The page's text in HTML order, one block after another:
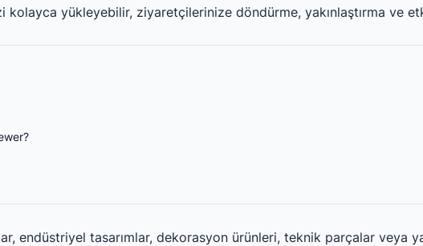
kolayca yükleyebilir, ziyaretçilerinize döndürme, yakınlaştırma ve
endüstriyel tasarımlar, dekorasyon ürünleri, teknik parçalar